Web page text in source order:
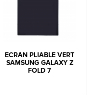
ECRAN PLIABLE VERT
SAMSUNG GALAXY Z
FOLD 7